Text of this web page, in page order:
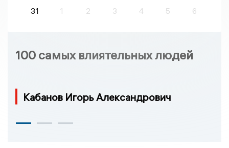
31
1 2 3 4 5 6
100 самых влиятельных людей
Кабанов Игорь Александрович